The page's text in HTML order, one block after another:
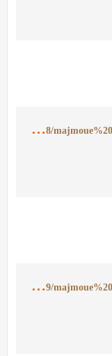
h
ttps://ia902505.us.archive.org/4/items/MajmoueShaykhRabee8/majmoue%20shaykh%20rabee-8.pdf
h
ttps://ia902500.us.archive.org/15/items/MajmoueShaykhRabee9/majmoue%20shaykh%20rabee-9.pdf